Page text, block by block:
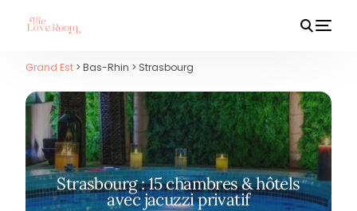
Grand Est > Bas-Rhin > Strasbourg
Strasbourg : 15 chambres & hôtels
avec jacuzzi privatif
HOT